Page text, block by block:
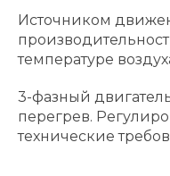
Источником
температуре
3-фазный
перегрев.
технические